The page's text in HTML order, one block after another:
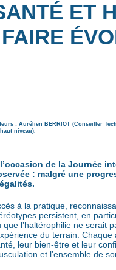
ET
FAIRE
: Aurélien BERRIOT (Conseiller
niveau).
de la Journée
: malgré une
à la pratique,
persistent, en
que l’haltérophilie ne serait
du terrain.
leur bien-être et leur
et l’ensemble de